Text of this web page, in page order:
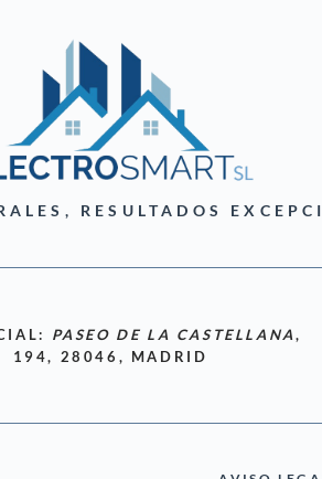
RESULTADOS
PASEO DE LA CASTELLANA,
194, 28046, MADRID